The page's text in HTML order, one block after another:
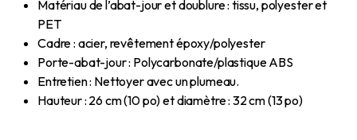
Matériau de l’abat-jour et doublure : tissu, polyester et
PET
Cadre : acier, revêtement époxy/polyester
Porte-abat-jour : Polycarbonate/plastique ABS
Entretien : Nettoyer avec un plumeau.
Hauteur : 26 cm (10 po) et diamètre : 32 cm (13 po)